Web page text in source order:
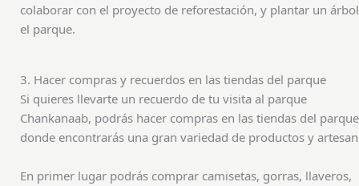
colaborar con el proyecto de reforestación, y plantar un
el parque.
3. Hacer compras y recuerdos en las tiendas del parque
Si quieres llevarte un recuerdo de tu visita al parque
Chankanaab, podrás hacer compras en las tiendas del
donde encontrarás una gran variedad de productos y
En primer lugar podrás comprar camisetas, gorras, llaveros,